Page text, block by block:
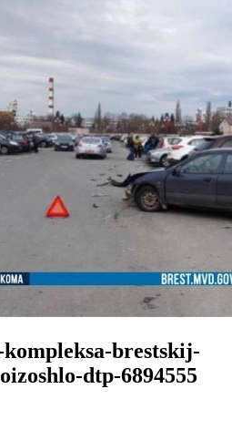
brestskij-
dtp-6894555